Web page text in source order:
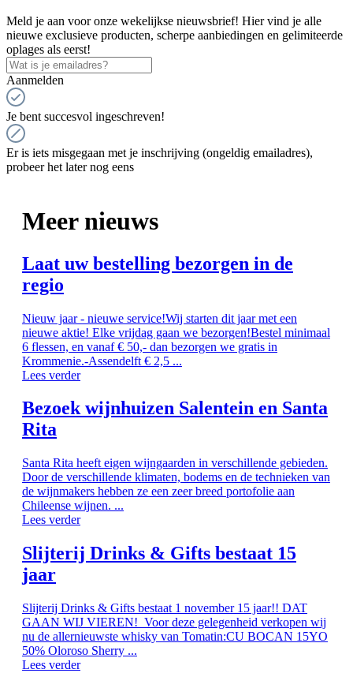
Meld je aan voor onze wekelijkse nieuwsbrief! Hier vind je alle
nieuwe exclusieve producten, scherpe aanbiedingen en gelimiteerde
oplages als eerst!
Aanmelden
Je bent succesvol ingeschreven!
Er is iets misgegaan met je inschrijving (ongeldig emailadres),
probeer het later nog eens
Meer nieuws
Laat uw bestelling bezorgen in de
regio
Nieuw jaar - nieuwe service!Wij starten dit jaar met een
nieuwe aktie! Elke vrijdag gaan we bezorgen!Bestel minimaal
6 flessen, en vanaf € 50,- dan bezorgen we gratis in
Krommenie.-Assendelft € 2,5 ...
Lees verder
Bezoek wijnhuizen Salentein en Santa
Rita
Santa Rita heeft eigen wijngaarden in verschillende gebieden.
Door de verschillende klimaten, bodems en de technieken van
de wijnmakers hebben ze een zeer breed portofolie aan
Chileense wijnen. ...
Lees verder
Slijterij Drinks & Gifts bestaat 15
jaar
Slijterij Drinks & Gifts bestaat 1 november 15 jaar!! DAT
GAAN WIJ VIEREN! Voor deze gelegenheid verkopen wij
nu de allernieuwste whisky van Tomatin:CU BOCAN 15YO
50% Oloroso Sherry ...
Lees verder